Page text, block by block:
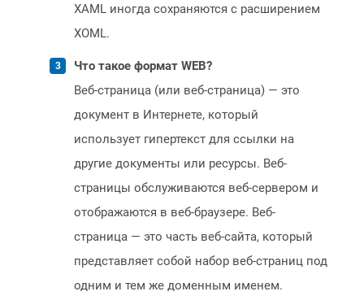
XAML иногда сохраняются с расширением
XOML.
Что такое формат WEB?
Веб-страница (или веб-страница) — это
документ в Интернете, который
использует гипертекст для ссылки на
другие документы или ресурсы. Веб-
страницы обслуживаются веб-сервером и
отображаются в веб-браузере. Веб-
страница — это часть веб-сайта, который
представляет собой набор веб-страниц под
одним и тем же доменным именем.